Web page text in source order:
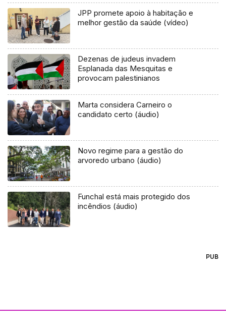
JPP promete apoio à habitação e
melhor gestão da saúde (vídeo)
Dezenas de judeus invadem
Esplanada das Mesquitas e
provocam palestinianos
Marta considera Carneiro o
candidato certo (áudio)
Novo regime para a gestão do
arvoredo urbano (áudio)
Funchal está mais protegido dos
incêndios (áudio)
PUB